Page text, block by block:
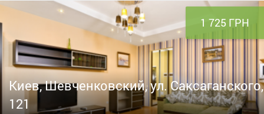
1 725 ГРН
Киев, Шевченковский, ул. Саксаганского,
121